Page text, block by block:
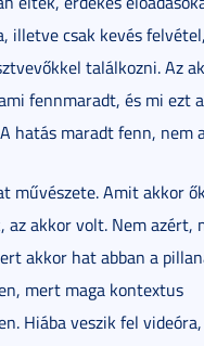
illetve csak kevés
találkozni. Az
fennmaradt, és mi ezt
hatás maradt fenn, nem
művészete. Amit akkor
az akkor volt. Nem azért,
akkor hat abban a
mert maga kontextus
Hiába veszik fel